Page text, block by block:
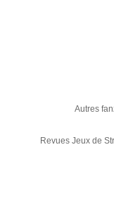
Autres
Revues Jeux de